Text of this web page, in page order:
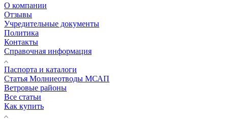
О компании
Отзывы
Учредительные документы
Политика
Контакты
Справочная информация
Паспорта и каталоги
Статья Молниеотводы МСАП
Ветровые районы
Все статьи
Как купить